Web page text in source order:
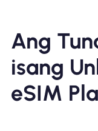
Ang
isang
eSIM